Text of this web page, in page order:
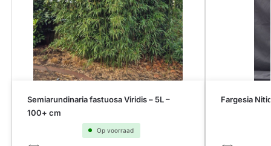
Semiarundinaria fastuosa Viridis – 5L –
100+ cm
Op voorraad
Fargesia